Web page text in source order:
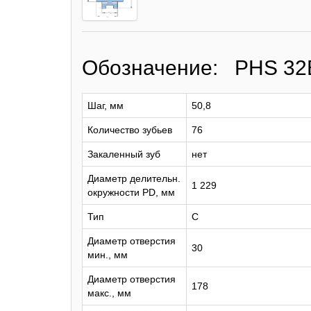
Обозначение: PHS
Шаг, мм 50,8
Количество зубьев 76
Закаленный зуб нет
Диаметр делительн.
окружности PD, мм
1 229
Тип C
Диаметр отверстия
мин., мм
30
Диаметр отверстия
макс., мм
178